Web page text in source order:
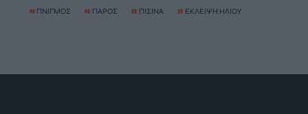
# ΠΝΙΓΜΟΣ # ΠΑΡΟΣ # ΠΙΣΙΝΑ # ΕΚΛΕΙΨΗ ΗΛΙΟΥ